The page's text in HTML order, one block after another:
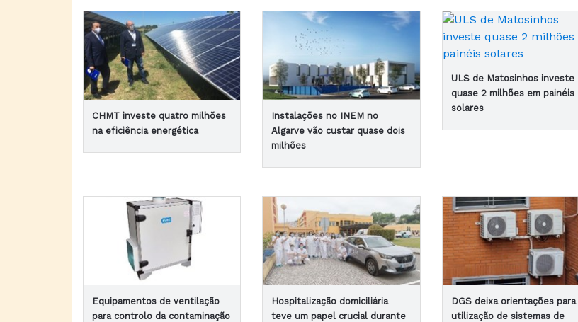
CHMT investe quatro milhões
na eficiência energética
Instalações no INEM no
Algarve vão custar quase dois
milhões
ULS de Matosinhos investe
quase 2 milhões em painéis
solares
Equipamentos de ventilação
para controlo da contaminação
Hospitalização domiciliária
teve um papel crucial durante
DGS deixa orientações para
utilização de sistemas de